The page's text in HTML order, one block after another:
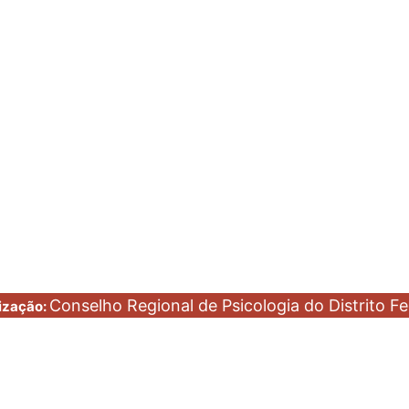
Conselho Regional de Psicologia do Distrito